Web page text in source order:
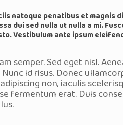
natoque penatibus et magnis
dui sed nulla ut nulla a mi.
Vestibulum ante ipsum
semper. Sed eget nisl.
id risus. Donec
non, iaculis
fermentum erat. Duis